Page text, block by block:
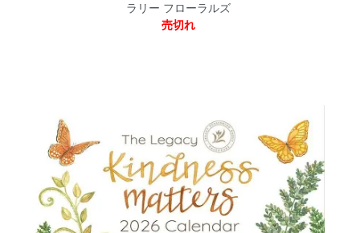
ラリー フローラルズ
売切れ